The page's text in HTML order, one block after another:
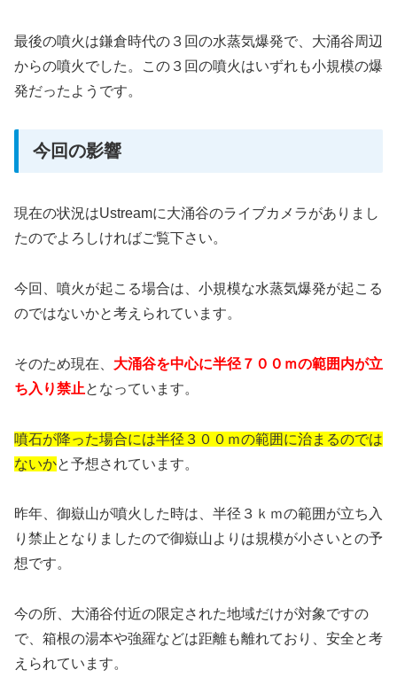
最後の噴火は鎌倉時代の３回の水蒸気爆発で、大涌谷周辺
からの噴火でした。この３回の噴火はいずれも小規模の爆
発だったようです。
今回の影響
現在の状況はUstreamに大涌谷のライブカメラがありまし
たのでよろしければご覧下さい。
今回、噴火が起こる場合は、小規模な水蒸気爆発が起こる
のではないかと考えられています。
そのため現在、 大涌谷を中心に半径７００ｍの範囲内が立
ち入り禁止となっています。
噴石が降った場合には半径３００ｍの範囲に治まるのでは
ないかと予想されています。
昨年、御嶽山が噴火した時は、半径３ｋｍの範囲が立ち入
り禁止となりましたので御嶽山よりは規模が小さいとの予
想です。
今の所、大涌谷付近の限定された地域だけが対象ですの
で、箱根の湯本や強羅などは距離も離れており、安全と考
えられています。